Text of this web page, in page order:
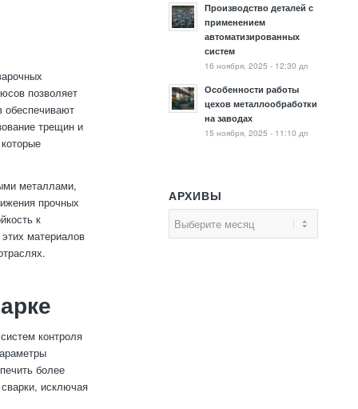
позволяет
обеспечивают
трещин и
металлами,
прочных
к
материалов
контроля
более
исключая
Производство деталей с
применением
автоматизированных
систем
16 ноября, 2025 - 12:30 дп
Особенности работы
цехов металлообработки
на заводах
15 ноября, 2025 - 11:10 дп
АРХИВЫ